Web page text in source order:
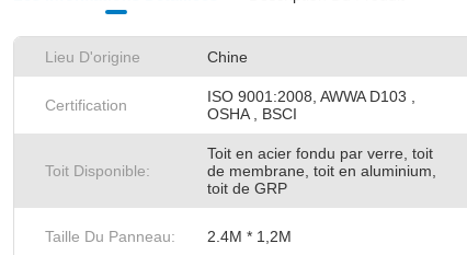
Lieu D'origine Chine
Certification
ISO 9001:2008, AWWA D103 ,
OSHA , BSCI
Toit Disponible:
Toit en acier fondu par verre, toit
de membrane, toit en aluminium,
toit de GRP
Taille Du Panneau: 2.4M * 1,2M